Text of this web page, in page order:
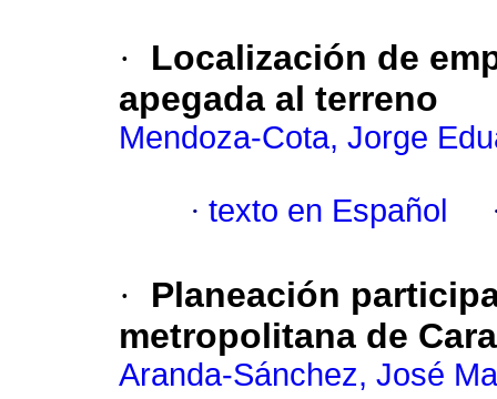
·
Localización de
apegada al terreno
Mendoza-Cota, Jorge
· texto en Español
·
Planeación
metropolitana de
Aranda-Sánchez, José